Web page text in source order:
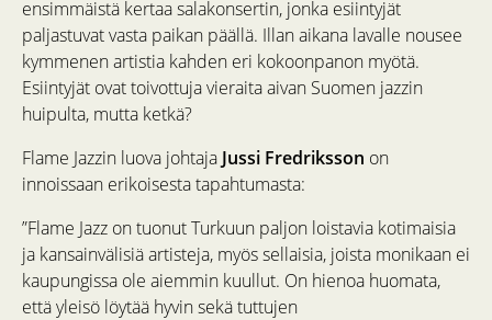
ensimmäistä kertaa salakonsertin, jonka esiintyjät
paljastuvat vasta paikan päällä. Illan aikana lavalle nousee
kymmenen artistia kahden eri kokoonpanon myötä.
Esiintyjät ovat toivottuja vieraita aivan Suomen jazzin
huipulta, mutta ketkä?
Flame Jazzin luova johtaja Jussi Fredriksson on
innoissaan erikoisesta tapahtumasta:
”Flame Jazz on tuonut Turkuun paljon loistavia kotimaisia
ja kansainvälisiä artisteja, myös sellaisia, joista monikaan ei
kaupungissa ole aiemmin kuullut. On hienoa huomata,
että yleisö löytää hyvin sekä tuttujen